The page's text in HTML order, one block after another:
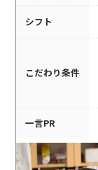
シフト
こだわり条件
一言PR